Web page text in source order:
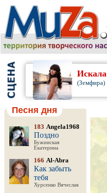
Искала
(Земфира)
Песня дня
183 Angela1968
Поздно
Бужинская
Екатерина
166 Al-Abra
Как забыть
тебя
Хурсенко Вячеслав